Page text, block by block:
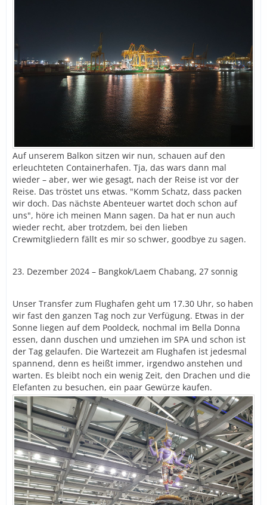
Auf unserem Balkon sitzen wir nun, schauen auf den
erleuchteten Containerhafen. Tja, das wars dann mal
wieder – aber, wer wie gesagt, nach der Reise ist vor der
Reise. Das tröstet uns etwas. "Komm Schatz, dass packen
wir doch. Das nächste Abenteuer wartet doch schon auf
uns", höre ich meinen Mann sagen. Da hat er nun auch
wieder recht, aber trotzdem, bei den lieben
Crewmitgliedern fällt es mir so schwer, goodbye zu sagen.
23. Dezember 2024 – Bangkok/Laem Chabang, 27 sonnig
Unser Transfer zum Flughafen geht um 17.30 Uhr, so haben
wir fast den ganzen Tag noch zur Verfügung. Etwas in der
Sonne liegen auf dem Pooldeck, nochmal im Bella Donna
essen, dann duschen und umziehen im SPA und schon ist
der Tag gelaufen. Die Wartezeit am Flughafen ist jedesmal
spannend, denn es heißt immer, irgendwo anstehen und
warten. Es bleibt noch ein wenig Zeit, den Drachen und die
Elefanten zu besuchen, ein paar Gewürze kaufen.